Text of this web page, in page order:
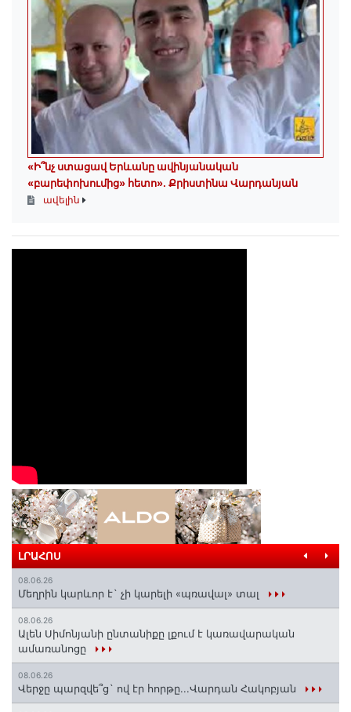
«Ի՞նչ ստացավ Երևանը ավինյանական
«բարեփոխումից» հետո»․ Քրիստինա Վարդանյան
ավելին
ԼՐԱՀՈՍ
08.06.26
Մեղրին կարևոր է` չի կարելի «պռավալ» տալ
08.06.26
Ալեն Սիմոնյանի ընտանիքը լքում է կառավարական
ամառանոցը
08.06.26
Վերջը պարզվե՞ց` ով էր հորթը...Վարդան Հակոբյան